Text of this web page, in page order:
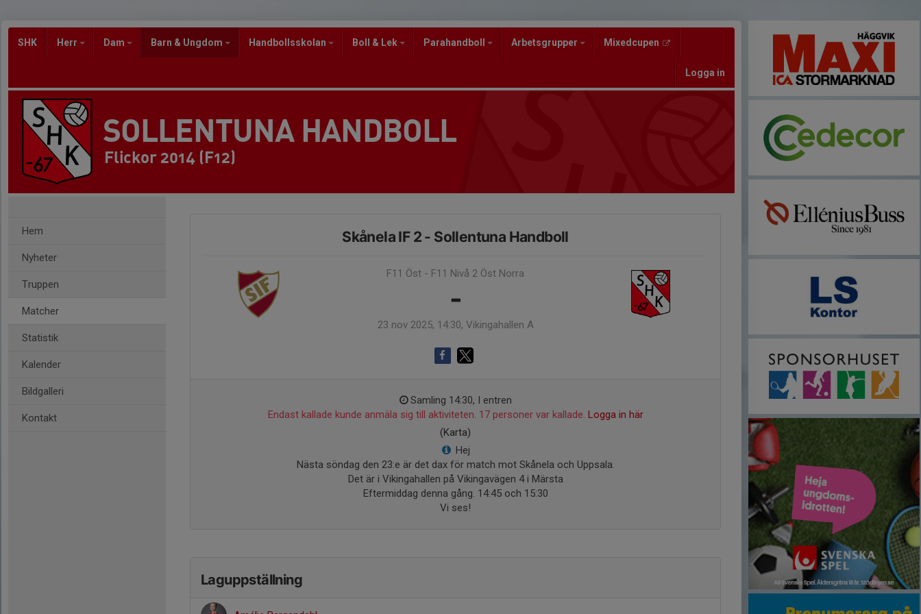
SHK Herr Dam Barn & Ungdom Handbollsskolan Boll & Lek Parahandboll Arbetsgrupper Mixedcupen
Logga in
SOLLENTUNA HANDBOLL
Flickor 2014 (F12)
Hem
Nyheter
Truppen
Matcher
Statistik
Kalender
Bildgalleri
Kontakt
Skånela IF 2 - Sollentuna Handboll
F11 Öst - F11 Nivå 2 Öst Norra
-
23 nov 2025, 14:30, Vikingahallen A
Samling 14:30, I entren
Endast kallade kunde anmäla sig till aktiviteten. 17 personer var kallade. Logga in här
(Karta)
Hej
Nästa söndag den 23:e är det dax för match mot Skånela och Uppsala.
Det är i Vikingahallen på Vikingavägen 4 i Märsta
Eftermiddag denna gång. 14:45 och 15:30
Vi ses!
Laguppställning